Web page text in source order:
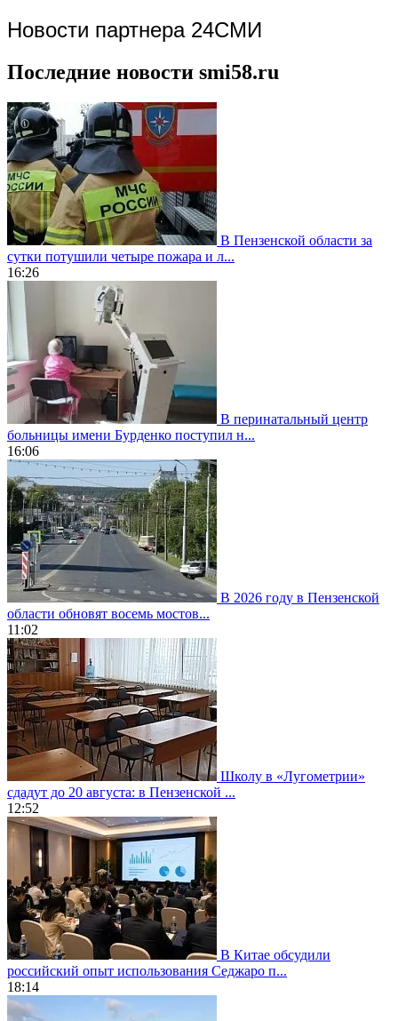
Новости партнера 24СМИ
Последние новости smi58.ru
В Пензенской области за
сутки потушили четыре пожара и л...
16:26
В перинатальный центр
больницы имени Бурденко поступил н...
16:06
В 2026 году в Пензенской
области обновят восемь мостов...
11:02
Школу в «Лугометрии»
сдадут до 20 августа: в Пензенской ...
12:52
В Китае обсудили
российский опыт использования Седжаро п...
18:14